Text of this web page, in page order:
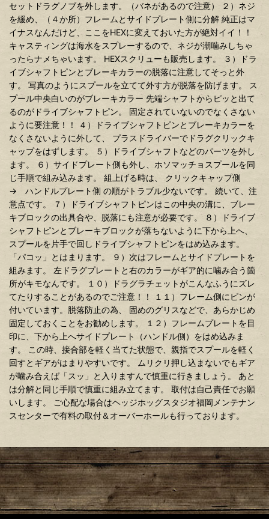
セットドラグノブを外します。（バネがあるので注意） ２）ネジ
を緩め、（４か所）フレームとサイドプレート側に分解 純正はマ
イナスなんだけど、ここをHEXに変えておいた方が絶対イイ！！
キャスティングは海水をスプレーするので、ネジが潮噛みしちゃ
ったらナメちゃいます。 HEXスクリューも販売します。 ３）ドラ
イブシャフトピンとブレーキカラーの脱落に注意してそっと外
す。 写真のようにスプールを立てて外す方が脱落を防げます。 ス
プール中央白いのがブレーキカラー 先端シャフトからピッと出て
るのがドライブシャフトピン。 固定されていないのでなくさない
ように要注意！！ ４）ドライブシャフトピンとブレーキカラーを
なくさないように外して、 プラスドライバーでドラグクリックキ
ャップをはずします。 ５）ドライブシャフトなどのパーツを外し
ます。 ６）サイドプレート側も外し、ホソマッチョスプールを同
じ手順で組み込みます。 組上げる時は、 クリックキャップ側
→ ハンドルプレート側 の順がトラブル少ないです。 続いて、注
意点です。 ７）ドライブシャフトピンはこの中央の溝に、ブレー
キブロックの出具合や、脱落にも注意が必要です。 ８）ドライブ
シャフトピンとブレーキブロックが落ちないように下から上へ、
スプールを片手で回しドライブシャフトピンをはめ込みます。
「パコッ」とはまります。 ９）次はフレームとサイドプレートを
組みます。 左ドラグプレートと右のカラーがギア的に噛み合う箇
所がキモなんです。 １０）ドラグラチェットがこんなふうにズレ
てたりすることがあるのでご注意！！ １１）フレーム側にピンが
付いています。脱落防止の為、 固めのグリスなどで、あらかじめ
固定しておくことをお勧めします。 １２）フレームプレートを目
印に、下から上へサイドプレート（ハンドル側）をはめ込みま
す。 この時、接合部を軽く当てた状態で、親指でスプールを軽く
回すとギアがはまりやすいです。 ムリクリ押し込まないでもギア
が噛み合えば「スッ」と入りますんで慎重に行きましょう。 あと
は分解と同じ手順で慎重に組み立てます。 取付は自己責任でお願
いします。 ご心配な場合はヘッジホッグスタジオ福岡メンテナン
スセンターで有料の取付＆オーバーホールも行っております。